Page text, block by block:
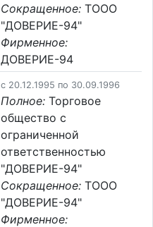
Сокращенное: ТООО
"ДОВЕРИЕ-94"
Фирменное:
ДОВЕРИЕ-94
c 20.12.1995 по 30.09.1996
Полное: Торговое
общество с
ограниченной
ответственностью
"ДОВЕРИЕ-94"
Сокращенное: ТООО
"ДОВЕРИЕ-94"
Фирменное: